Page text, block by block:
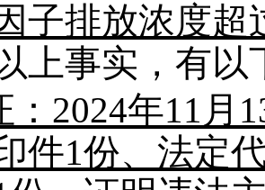
子排放浓度超
上事实，有以
2024年11 月 1
件1份、法定